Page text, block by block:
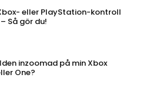
eller PlayStation-kontroll
Så gör du!
inzoomad på min Xbox
One?